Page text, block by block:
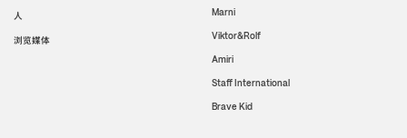
人
浏览媒体
Marni
Viktor&Rolf
Amiri
Staff International
Brave Kid